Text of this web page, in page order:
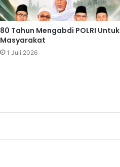
80 Tahun Mengabdi POLRI Untuk
Masyarakat
1 Juli 2026